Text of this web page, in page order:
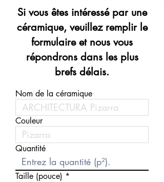
Si vous êtes intéressé par une
céramique, veuillez remplir le
formulaire et nous vous
répondrons dans les plus
brefs délais.
Nom de la céramique
Couleur
Quantité
Taille (pouce)